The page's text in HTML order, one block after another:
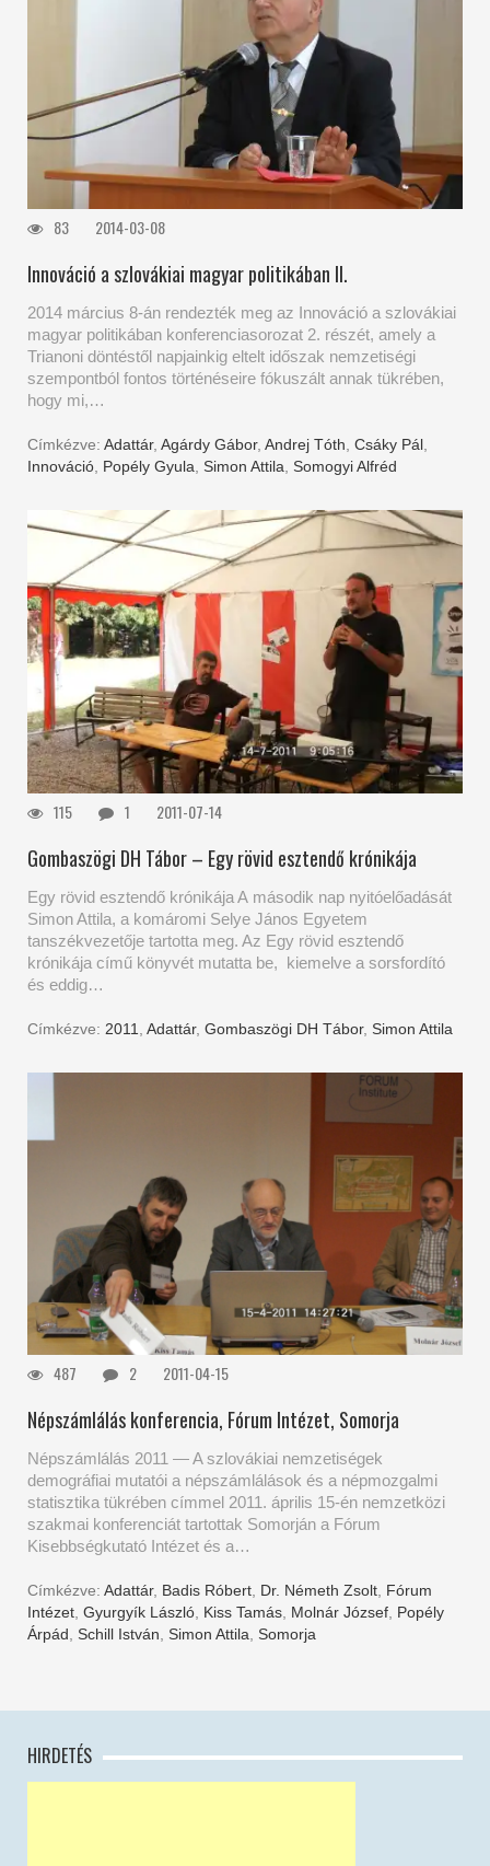
83 2014-03-08
Innováció a szlovákiai magyar politikában II.
2014 március 8-án rendezték meg az Innováció a szlovákiai
magyar politikában konferenciasorozat 2. részét, amely a
Trianoni döntéstől napjainkig eltelt időszak nemzetiségi
szempontból fontos történéseire fókuszált annak tükrében,
hogy mi,…
Címkézve: Adattár, Agárdy Gábor, Andrej Tóth Csáky Pál
Innováció Popély Gyula Simon Attila Somogyi Alfréd
115 1 2011-07-14
Gombaszögi DH Tábor – Egy rövid esztendő krónikája
Egy rövid esztendő krónikája A második nap nyitóelőadását
Simon Attila, a komáromi Selye János Egyetem
tanszékvezetője tartotta meg. Az Egy rövid esztendő
krónikája című könyvét mutatta be, kiemelve a sorsfordító
és eddig…
Címkézve: 2011 Adattár, Gombaszögi DH Tábor, Simon Attila
487 2 2011-04-15
Népszámlálás konferencia, Fórum Intézet, Somorja
Népszámlálás 2011 — A szlovákiai nemzetiségek
demográfiai mutatói a népszámlálások és a népmozgalmi
statisztika tükrében címmel 2011. április 15-én nemzetközi
szakmai konferenciát tartottak Somorján a Fórum
Kisebbségkutató Intézet és a…
Címkézve: Adattár, Badis Róbert Dr. Németh Zsolt Fórum
Intézet Gyurgyík László Kiss Tamás Molnár József Popély
Árpád
Schill István Simon Attila Somorja
HIRDETÉS